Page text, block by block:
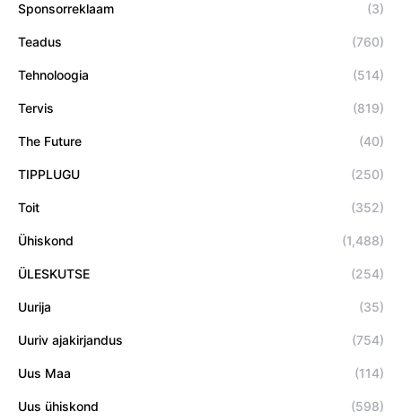
Sponsorreklaam (3)
Teadus (760)
Tehnoloogia (514)
Tervis (819)
The Future (40)
TIPPLUGU (250)
Toit (352)
Ühiskond (1,488)
ÜLESKUTSE (254)
Uurija (35)
Uuriv ajakirjandus (754)
Uus Maa (114)
Uus ühiskond (598)